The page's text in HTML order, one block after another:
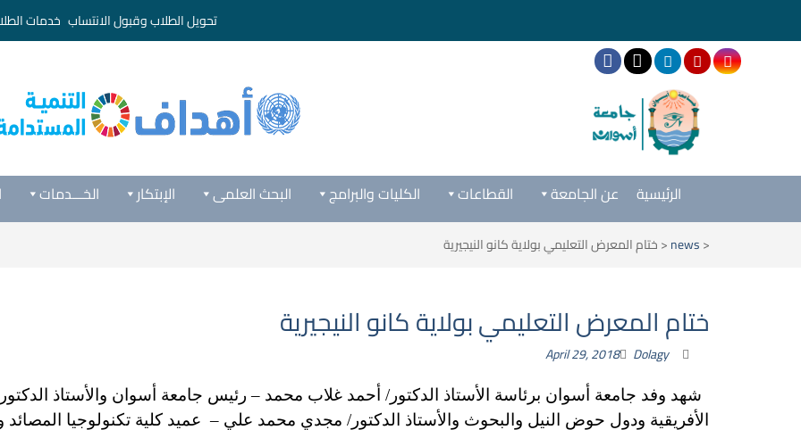
تحويل الطلاب وقبول الانتساب خدمات
الخـــدمات الإبتكار البحث العلمى الكليات والبرامج القطاعات عن الجامعة الرئيسية
<
news
<ختام المعرض التعليمي بولاية كانو النيجيرية
ختام المعرض التعليمي بولاية كانو النيجيرية
April 29, 2018 Dolagy
شهد وفد جامعة أسوان برئاسة الأستاذ الدكتور/ أحمد غلاب محمد – رئيس جامعة أسوان والأستاذ
الأفريقية ودول حوض النيل والبحوث والأستاذ الدكتور/ مجدي محمد علي – عميد كلية تكنولوجيا المصائد